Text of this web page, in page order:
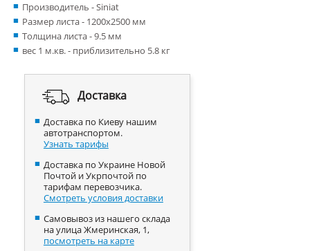
Производитель - Siniat
Размер листа - 1200x2500 мм
Толщина листа - 9.5 мм
вес 1 м.кв. - приблизительно 5.8 кг
Доставка
Доставка по Киеву нашим
автотранспортом.
Узнать тарифы
Доставка по Украине Новой
Почтой и Укрпочтой по
тарифам перевозчика.
Смотреть условия доставки
Самовывоз из нашего склада
на улица Жмеринская, 1,
посмотреть на карте